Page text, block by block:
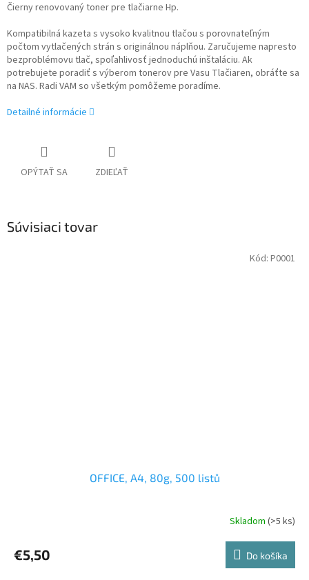
Čierny renovovaný toner pre tlačiarne Hp.
Kompatibilná kazeta s vysoko kvalitnou tlačou s porovnateľným
počtom vytlačených strán s originálnou náplňou. Zaručujeme napresto
bezproblémovu tlač, spoľahlivosť jednoduchú inštaláciu. Ak
potrebujete poradiť s výberom tonerov pre Vasu Tlačiaren, obráťte sa
na NAS. Radi VAM so všetkým pomôžeme poradíme.
Detailné informácie
OPÝTAŤ SA ZDIEĽAŤ
Súvisiaci tovar
OFFICE, A4, 80g, 500 listů
Skladom (>5 ks)
€5,50 Do košíka
Kód: P0001